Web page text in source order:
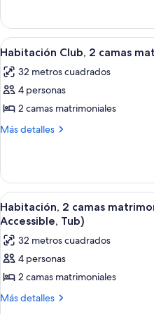
matrimoniales
2
camas
matrimoniales
Abrir
todas
las
fotos
de
Habitación
camas
matrimoniales
6
Habitación Club, 2 camas
32 metros cuadrados
4 personas
2 camas matrimoniales
Más detalles
Más
Club,
camas
matrimoniales
Abrir
todas
las
fotos
de
Habitación,
2
4
Habitación, 2 camas
Accessible, Tub)
32 metros cuadrados
4 personas
2 camas matrimoniales
Más detalles
Más